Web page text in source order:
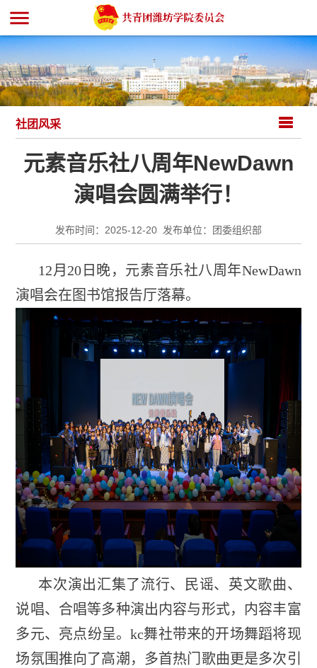
menu
社团风采
元素音乐社八周年NewDawn
演唱会圆满举行！
发布时间：2025-12-20 发布单位：团委组织部
12月 20 日晚，元素音乐社八周年NewDawn
演唱会在图书馆报告厅落幕。
本次演出汇集了流行、民谣、英文歌曲、
说唱、合唱等多种演出内容与形式，内容丰富
多元、亮点纷呈。kc舞社带来的开场舞蹈将现
场氛围推向了高潮，多首热门歌曲更是多次引